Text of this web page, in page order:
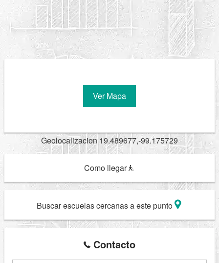
Ver Mapa
Geolocalizacion 19.489677,-99.175729
Como llegar
Buscar escuelas cercanas a este punto
Contacto